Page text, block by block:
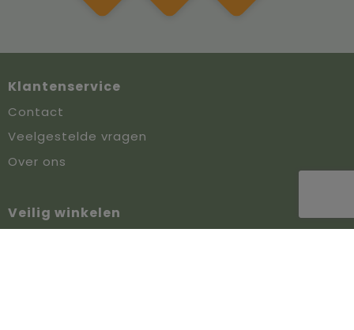
Klantenservice
Contact
Veelgestelde vragen
Over ons
Veilig winkelen